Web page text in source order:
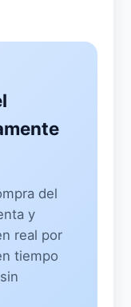
del
y
real por
tiempo